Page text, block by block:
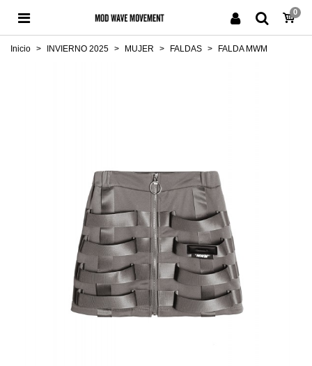
0
Inicio > INVIERNO 2025 > MUJER > FALDAS > FALDA MWM